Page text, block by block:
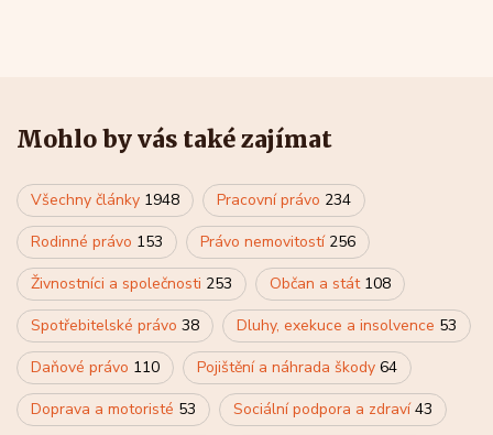
Mohlo by vás také zajímat
Všechny články 1948 Pracovní právo 234
Rodinné právo 153 Právo nemovitostí 256
Živnostníci a společnosti 253 Občan a stát 108
Spotřebitelské právo 38 Dluhy, exekuce a insolvence 53
Daňové právo 110 Pojištění a náhrada škody 64
Doprava a motoristé 53 Sociální podpora a zdraví43